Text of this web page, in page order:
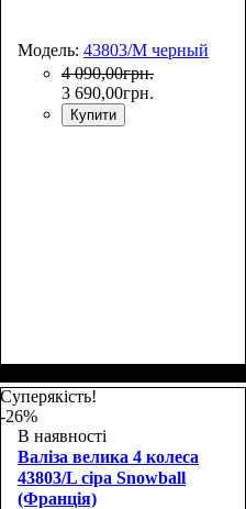
Модель: 43803/M черный
4 090,00грн.
3 690,00грн.
Купити
67х46х26+5
Суперякість!
-26%
В наявності
Валіза велика 4 колеса
43803/L сіра Snowball
(Франція)